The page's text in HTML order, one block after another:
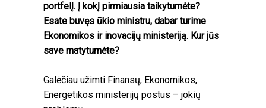
portfelį. Į kokį pirmiausia taikytumėte?
Esate buvęs ūkio ministru, dabar turime
Ekonomikos ir inovacijų ministeriją. Kur jūs
save matytumėte?
Galėčiau užimti Finansų, Ekonomikos,
Energetikos ministerijų postus – jokių